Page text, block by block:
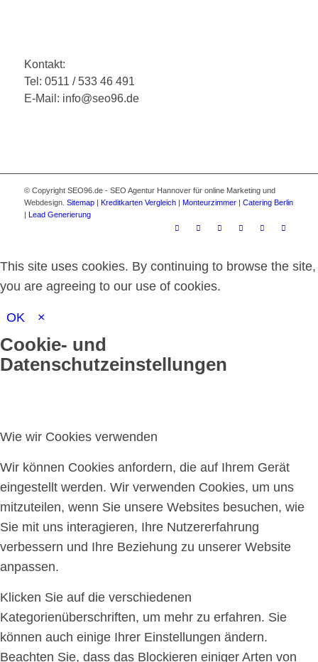
Kontakt:
Tel: 0511 / 533 46 491
E-Mail: info@seo96.de
© Copyright SEO96.de - SEO Agentur Hannover für online Marketing und
Webdesign. Sitemap| Kreditkarten Vergleich| Monteurzimmer| Catering Berlin
| Lead Generierung
This site uses cookies. By continuing to browse the site,
you are agreeing to our use of cookies.
OK ×
Cookie- und
Datenschutzeinstellungen
Wie wir Cookies verwenden
Wir können Cookies anfordern, die auf Ihrem Gerät
eingestellt werden. Wir verwenden Cookies, um uns
mitzuteilen, wenn Sie unsere Websites besuchen, wie
Sie mit uns interagieren, Ihre Nutzererfahrung
verbessern und Ihre Beziehung zu unserer Website
anpassen.
Klicken Sie auf die verschiedenen
Kategorienüberschriften, um mehr zu erfahren. Sie
können auch einige Ihrer Einstellungen ändern.
Beachten Sie, dass das Blockieren einiger Arten von